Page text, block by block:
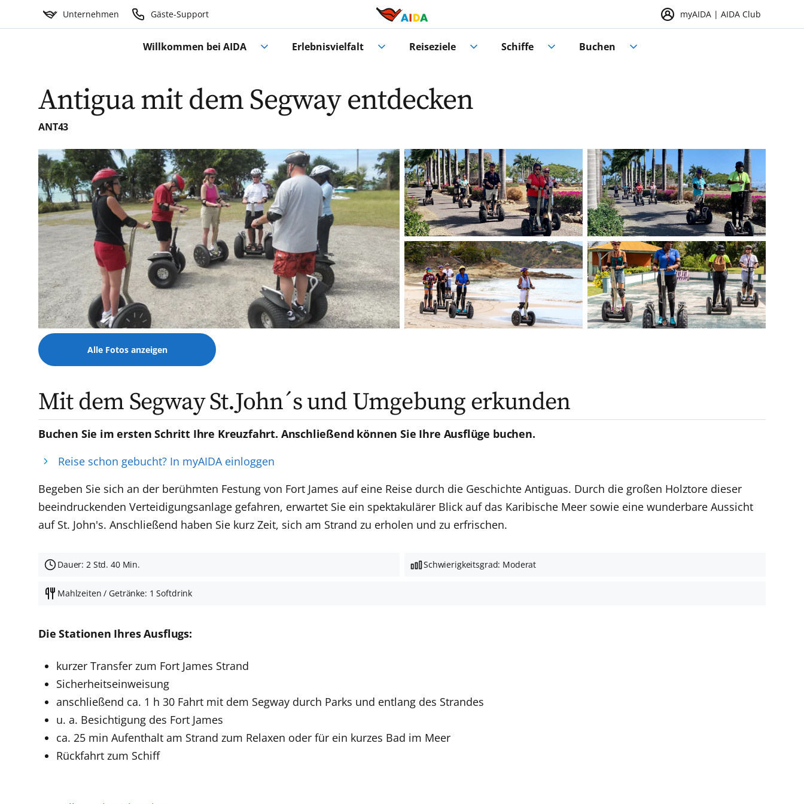
Unternehmen Gäste-Support myAIDA | AIDA Club
Willkommen bei AIDA Erlebnisvielfalt Reiseziele Schiffe Buchen
Antigua mit dem Segway entdecken
ANT43
Alle Fotos anzeigen
Mit dem Segway St.John´s und Umgebung erkunden
Buchen Sie im ersten Schritt Ihre Kreuzfahrt. Anschließend können Sie Ihre Ausflüge buchen.
Reise schon gebucht? In myAIDA einloggen
Begeben Sie sich an der berühmten Festung von Fort James auf eine Reise durch die Geschichte Antiguas. Durch die großen Holztore dieser
beeindruckenden Verteidigungsanlage gefahren, erwartet Sie ein spektakulärer Blick auf das Karibische Meer sowie eine wunderbare Aussicht
auf St. John's. Anschließend haben Sie kurz Zeit, sich am Strand zu erholen und zu erfrischen.
Dauer: 2 Std. 40 Min. Schwierigkeitsgrad: Moderat
Mahlzeiten / Getränke: 1 Softdrink
Die Stationen Ihres Ausflugs:
kurzer Transfer zum Fort James Strand
Sicherheitseinweisung
anschließend ca. 1 h 30 Fahrt mit dem Segway durch Parks und entlang des Strandes
u. a. Besichtigung des Fort James
ca. 25 min Aufenthalt am Strand zum Relaxen oder für ein kurzes Bad im Meer
Rückfahrt zum Schiff